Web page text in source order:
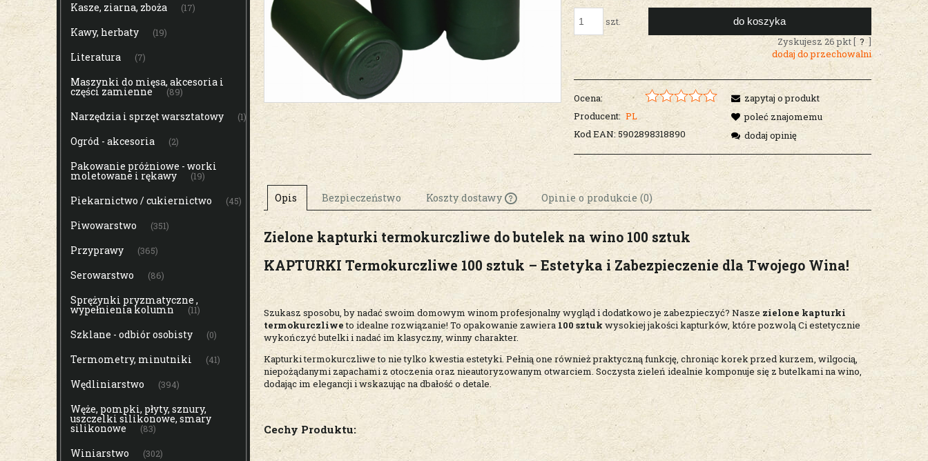
Kasze, ziarna, zboża (17)
Kawy, herbaty (19)
Literatura (7)
Maszynki do mięsa, akcesoria i
części zamienne (89)
Narzędzia i sprzęt warsztatowy (1)
Ogród - akcesoria (2)
Pakowanie próżniowe - worki
moletowane i rękawy (19)
Piekarnictwo / cukiernictwo (45)
Piwowarstwo (351)
Przyprawy (365)
Serowarstwo (86)
Sprężynki pryzmatyczne ,
wypełnienia kolumn (11)
Szklane - odbiór osobisty (0)
Termometry, minutniki (41)
Wędliniarstwo (394)
Węże, pompki, płyty, sznury,
uszczelki silikonowe, smary
silikonowe (83)
Winiarstwo (302)
szt. do koszyka
Zyskujesz26pkt [ ? ]
dodaj do przechowalni
Ocena:
Producent: PL
Kod EAN: 5902898318890
zapytaj o produkt
poleć znajomemu
dodaj opinię
Opis Bezpieczeństwo Koszty dostawy
Cena nie zawiera
ewentualnych kosztów
płatności
Opinie o produkcie (0)
Zielone kapturki termokurczliwe do butelek na wino 100 sztuk
KAPTURKI Termokurczliwe 100 sztuk – Estetyka i Zabezpieczenie dla Twojego Wina!
Szukasz sposobu, by nadać swoim domowym winom profesjonalny wygląd i dodatkowo je zabezpieczyć? Nasze zielone kapturki
termokurczliweto idealne rozwiązanie! To opakowanie zawiera 100 sztukwysokiej jakości kapturków, które pozwolą Ci estetycznie
wykończyć butelki i nadać im klasyczny, winny charakter.
Kapturki termokurczliwe to nie tylko kwestia estetyki. Pełnią one również praktyczną funkcję, chroniąc korek przed kurzem, wilgocią,
niepożądanymi zapachami z otoczenia oraz nieautoryzowanym otwarciem. Soczysta zieleń idealnie komponuje się z butelkami na wino,
dodając im elegancji i wskazując na dbałość o detale.
Cechy Produktu: